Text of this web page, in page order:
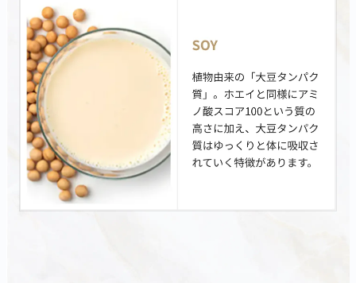
¥3,690(税込)